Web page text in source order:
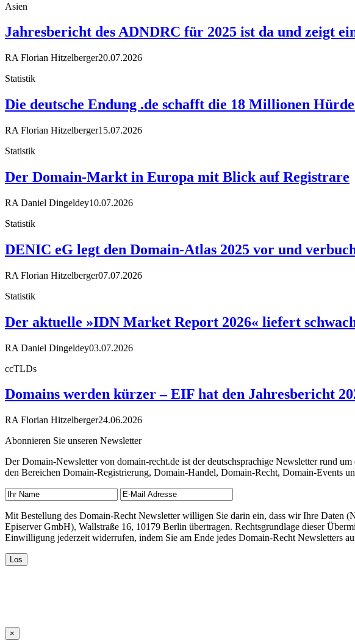
Asien
Jahresbericht des ADNDRC für 2025 ist da und zeigt
RA Florian Hitzelberger20.07.2026
Statistik
Die deutsche Endung .de schafft die 18 Millionen
RA Florian Hitzelberger15.07.2026
Statistik
Der Domain-Markt in Europa mit Blick auf Registrare
RA Daniel Dingeldey10.07.2026
Statistik
DENIC eG legt den Domain-Atlas 2025 vor und
RA Florian Hitzelberger07.07.2026
Statistik
Der aktuelle »IDN Market Report 2026« liefert
RA Daniel Dingeldey03.07.2026
ccTLDs
Domains werden kürzer – EIF hat den Jahresbericht
RA Florian Hitzelberger24.06.2026
Abonnieren Sie unseren Newsletter
Der Domain-Newsletter von domain-recht.de ist der deutschsprachige Newsletter rund
den Bereichen Domain-Registrierung, Domain-Handel, Domain-Recht, Domain-Events
Mit Bestellung des Domain-Recht Newsletter willigen Sie darin ein, dass wir Ihre Daten
Episerver GmbH), Wallstraße 16, 10179 Berlin übertragen. Rechtsgrundlage dieser
Einwilligung jederzeit widerrufen, indem Sie am Ende jedes Domain-Recht Newsletters
×